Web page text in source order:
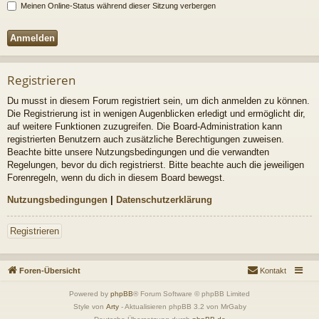
Meinen Online-Status während dieser Sitzung verbergen
Registrieren
Du musst in diesem Forum registriert sein, um dich anmelden zu können.
Die Registrierung ist in wenigen Augenblicken erledigt und ermöglicht dir,
auf weitere Funktionen zuzugreifen. Die Board-Administration kann
registrierten Benutzern auch zusätzliche Berechtigungen zuweisen.
Beachte bitte unsere Nutzungsbedingungen und die verwandten
Regelungen, bevor du dich registrierst. Bitte beachte auch die jeweiligen
Forenregeln, wenn du dich in diesem Board bewegst.
Nutzungsbedingungen | Datenschutzerklärung
Registrieren
Foren-Übersicht Kontakt
Powered by phpBB® Forum Software © phpBB Limited
Style von Arty- Aktualisieren phpBB 3.2 von MrGaby